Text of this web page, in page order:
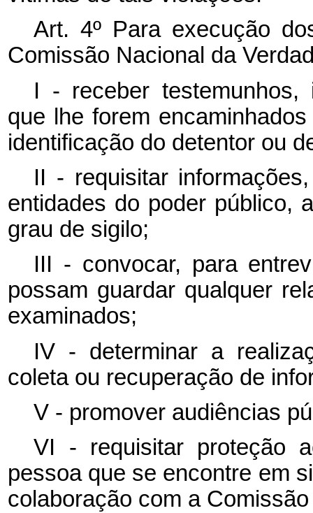
Art. 4º Para execução
Comissão Nacional da
I - receber testemunhos,
que lhe forem
identificação do detentor ou
II - requisitar
entidades do poder público,
grau de sigilo;
III - convocar, para
possam guardar qualquer
examinados;
IV - determinar a
coleta ou recuperação de
V - promover audiências
VI - requisitar proteção
pessoa que se encontre em
colaboração com a